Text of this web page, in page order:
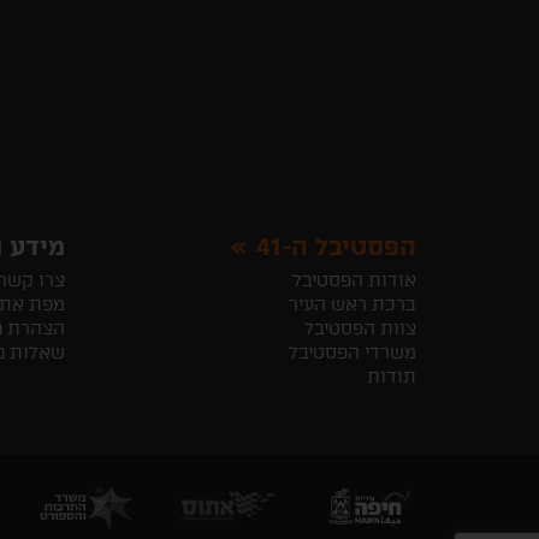
הפסטיבל ה-41
אודות הפסטיבל
ברכת ראש העיר
צוות הפסטיבל
משרדי הפסטיבל
תודות
מידע
צרו קשר
מפת
הצהרת
שאלות